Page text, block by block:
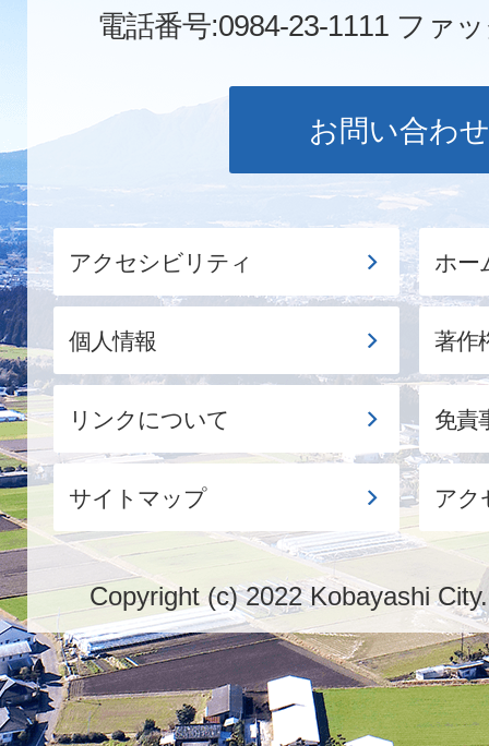
電話番号:0984-23-1111 ファ
お問い合わせ
アクセシビリティ ホー
個人情報 著作
リンクについて 免責
サイトマップ アク
Copyright (c) 2022 Kobayashi